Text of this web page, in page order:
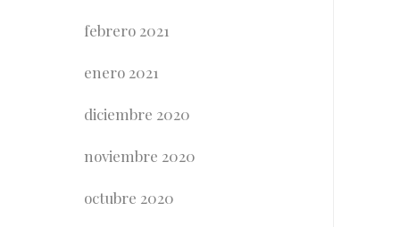
febrero 2021
enero 2021
diciembre 2020
noviembre 2020
octubre 2020